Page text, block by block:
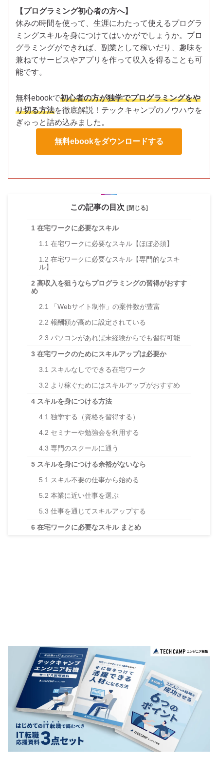
【プログラミング初心者の方へ】
休みの時間を使って、生涯にわたって使えるプログラ
ミングスキルを身につけてはいかがでしょうか。プロ
グラミングができれば、副業として稼いだり、趣味を
兼ねてサービスやアプリを作って収入を得ることも可
能です。
無料ebookで初心者の方が独学でプログラミングをや
り切る方法を徹底解説！テックキャンプのノウハウを
ぎゅっと詰め込みました。
無料ebookをダウンロードする
この記事の目次 [閉じる]
1 在宅ワークに必要なスキル
1.1 在宅ワークに必要なスキル【ほぼ必須】
1.2 在宅ワークに必要なスキル【専門的なスキ
ル】
2 高収入を狙うならプログラミングの習得がおすす
め
2.1 「Webサイト制作」の案件数が豊富
2.2 報酬額が高めに設定されている
2.3 パソコンがあれば未経験からでも習得可能
3 在宅ワークのためにスキルアップは必要か
3.1 スキルなしでできる在宅ワーク
3.2 より稼ぐためにはスキルアップがおすすめ
4 スキルを身につける方法
4.1 独学する（資格を習得する）
4.2 セミナーや勉強会を利用する
4.3 専門のスクールに通う
5 スキルを身につける余裕がないなら
5.1 スキル不要の仕事から始める
5.2 本業に近い仕事を選ぶ
5.3 仕事を通じてスキルアップする
6 在宅ワークに必要なスキル まとめ